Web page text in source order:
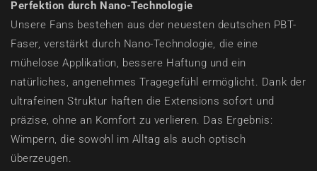
Perfektion durch Nano-Technologie
Unsere Fans bestehen aus der neuesten deutschen PBT-
Faser, verstärkt durch Nano-Technologie, die eine
mühelose Applikation, bessere Haftung und ein
natürliches, angenehmes Tragegefühl ermöglicht. Dank der
ultrafeinen Struktur haften die Extensions sofort und
präzise, ohne an Komfort zu verlieren. Das Ergebnis:
Wimpern, die sowohl im Alltag als auch optisch
überzeugen.